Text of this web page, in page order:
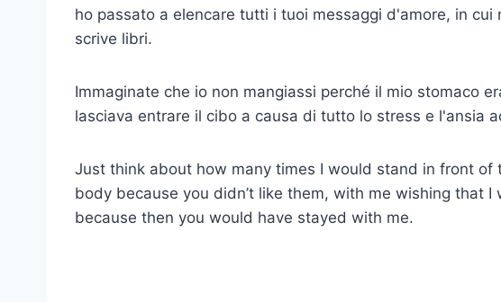
ho passato a elencare tutti i tuoi messaggi d'amore, in
scrive libri.
Immaginate che io non mangiassi perché il mio stomaco
lasciava entrare il cibo a causa di tutto lo stress e l'ansia
Just think about how many times I would stand in front of
body because you didn’t like them, with me wishing that
because then you would have stayed with me.